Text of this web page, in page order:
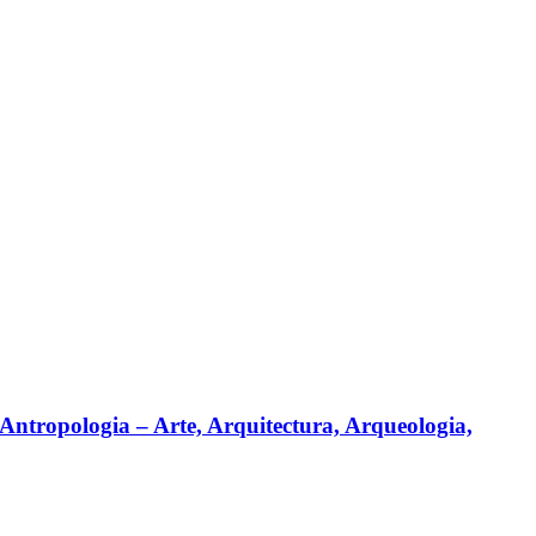
– Arte, Arquitectura, Arqueologia,